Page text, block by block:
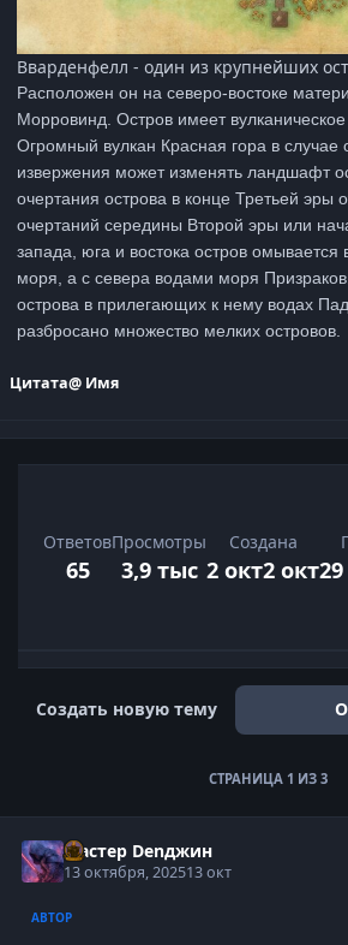
Вварденфелл - один из крупнейших
Расположен он на северо-востоке
Морровинд. Остров имеет
Огромный вулкан Красная гора в случае
извержения может изменять ландшафт
очертания острова в конце Третьей эры
очертаний середины Второй эры или
запада, юга и востока остров омывается
моря, а с севера водами моря
острова в прилегающих к нему водах
разбросано множество мелких островов.
Цитата@ Имя
Ответов
65
Просмотры
3,9 тыс
Создана
2 окт2 окт
Создать новую тему
СТРАНИЦА 1 ИЗ 3
Мастер Denджин
13 октября, 202513 окт
АВТОР